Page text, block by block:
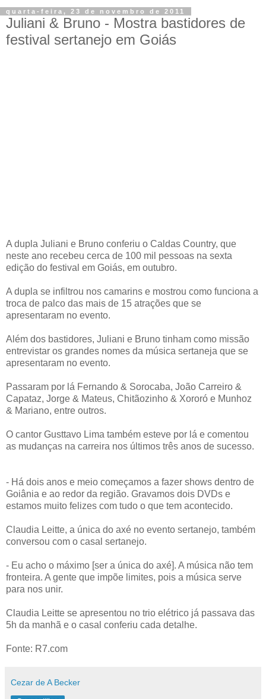
quarta-feira, 23 de novembro de 2011
Juliani & Bruno - Mostra bastidores de
festival sertanejo em Goiás
A dupla Juliani e Bruno conferiu o Caldas Country, que
neste ano recebeu cerca de 100 mil pessoas na sexta
edição do festival em Goiás, em outubro.
A dupla se infiltrou nos camarins e mostrou como funciona a
troca de palco das mais de 15 atrações que se
apresentaram no evento.
Além dos bastidores, Juliani e Bruno tinham como missão
entrevistar os grandes nomes da música sertaneja que se
apresentaram no evento.
Passaram por lá Fernando & Sorocaba, João Carreiro &
Capataz, Jorge & Mateus, Chitãozinho & Xororó e Munhoz
& Mariano, entre outros.
O cantor Gusttavo Lima também esteve por lá e comentou
as mudanças na carreira nos últimos três anos de sucesso.
- Há dois anos e meio começamos a fazer shows dentro de
Goiânia e ao redor da região. Gravamos dois DVDs e
estamos muito felizes com tudo o que tem acontecido.
Claudia Leitte, a única do axé no evento sertanejo, também
conversou com o casal sertanejo.
- Eu acho o máximo [ser a única do axé]. A música não tem
fronteira. A gente que impõe limites, pois a música serve
para nos unir.
Claudia Leitte se apresentou no trio elétrico já passava das
5h da manhã e o casal conferiu cada detalhe.
Fonte: R7.com
Cezar de A Becker